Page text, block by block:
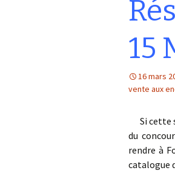
15
16 mars
vente aux
Si cette
du
rendre à
catalogue